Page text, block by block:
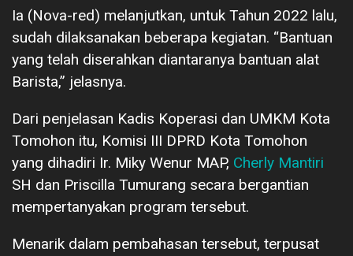
Ia (Nova-red) melanjutkan, untuk Tahun 2022 lalu,
sudah dilaksanakan beberapa kegiatan. “Bantuan
yang telah diserahkan diantaranya bantuan alat
Barista,” jelasnya.
Dari penjelasan Kadis Koperasi dan UMKM Kota
Tomohon itu, Komisi III DPRD Kota Tomohon
yang dihadiri Ir. Miky Wenur MAP, Cherly Mantiri
SH dan Priscilla Tumurang secara bergantian
mempertanyakan program tersebut.
Menarik dalam pembahasan tersebut, terpusat